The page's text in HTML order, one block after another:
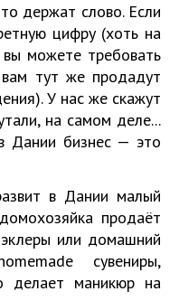
держат слово. Если
цифру (хоть на
вы можете требовать
тут же продадут
У нас же скажут
на самом деле...
Дании бизнес — это
в Дании малый
продаёт
или домашний
сувениры,
делает маникюр на